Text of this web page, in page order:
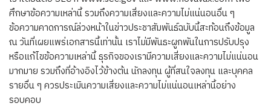
ศึกษาข้อความเหล่านี้ รวมถึงความเสี่ยงและความไม่แน่นอนอื่น ๆ
ข้อความคาดการณ์ล่วงหน้าในข่าวประชาสัมพันธ์ฉบับนี้สะท้อนถึงข้อมูล
ณ วันที่เผยแพร่เอกสารนี้เท่านั้น เราไม่มีพันธะผูกพันในการปรับปรุง
หรือแก้ไขข้อความเหล่านี้ ธุรกิจของเรามีความเสี่ยงและความไม่แน่นอน
มากมาย รวมถึงที่อ้างอิงไว้ข้างต้น นักลงทุน ผู้ที่สนใจลงทุน และบุคคล
รายอื่น ๆ ควรประเมินความเสี่ยงและความไม่แน่นอนเหล่านี้อย่าง
รอบคอบ